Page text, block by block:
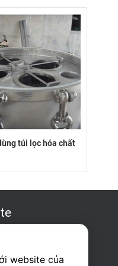
túi lọc hóa chất
website của